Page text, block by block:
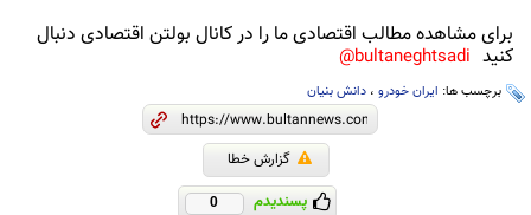
برای مشاهده مطالب اقتصادی ما را در کانال بولتن اقتصادی دنبال
کنید bultaneghtsadi@
برچسب ها: ایران خودرو ، دانش بنیان
گزارش خطا
پسندیدم 0